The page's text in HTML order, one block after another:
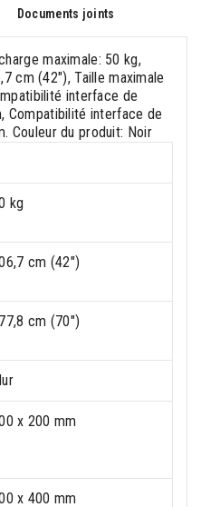
Documents joints
maximale: 50 kg,
cm (42"), Taille maximale
interface de
Compatibilité interface de
Couleur du produit: Noir
kg
cm (42")
cm (70")
x 200 mm
x 400 mm